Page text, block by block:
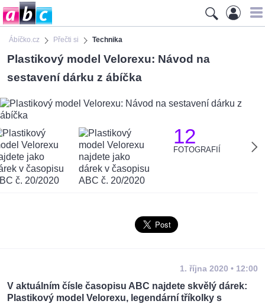
Ábíčko.cz Přečti si Technika
Plastikový model Velorexu: Návod na
sestavení dárku z ábíčka
12
FOTOGRAFIÍ
1. října 2020 • 12:00
V aktuálním čísle časopisu ABC najdete skvělý dárek:
Plastikový model Velorexu, legendární tříkolky s